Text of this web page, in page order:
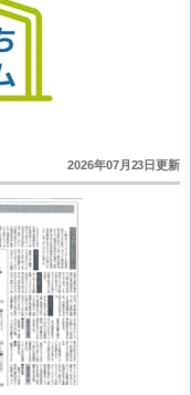
2026年07月23日更新